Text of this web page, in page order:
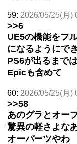
59: 2026/05/25(月)
>>6
UE5の機能をフ
になるようにで
PS6が出るまで
Epicも含めて
60: 2026/05/25(月)
>>58
あのグラとオー
驚異の軽さよな
オーパーツやわ